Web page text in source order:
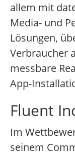
allem mit
Media- und
Lösungen,
Verbraucher
messbare
App-
Fluent
Im
seinem